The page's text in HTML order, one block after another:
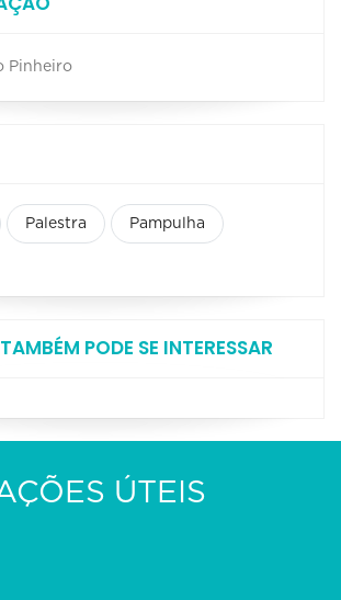
Pinheiro
Palestra Pampulha
PODE SE INTERESSAR
ÚTEIS